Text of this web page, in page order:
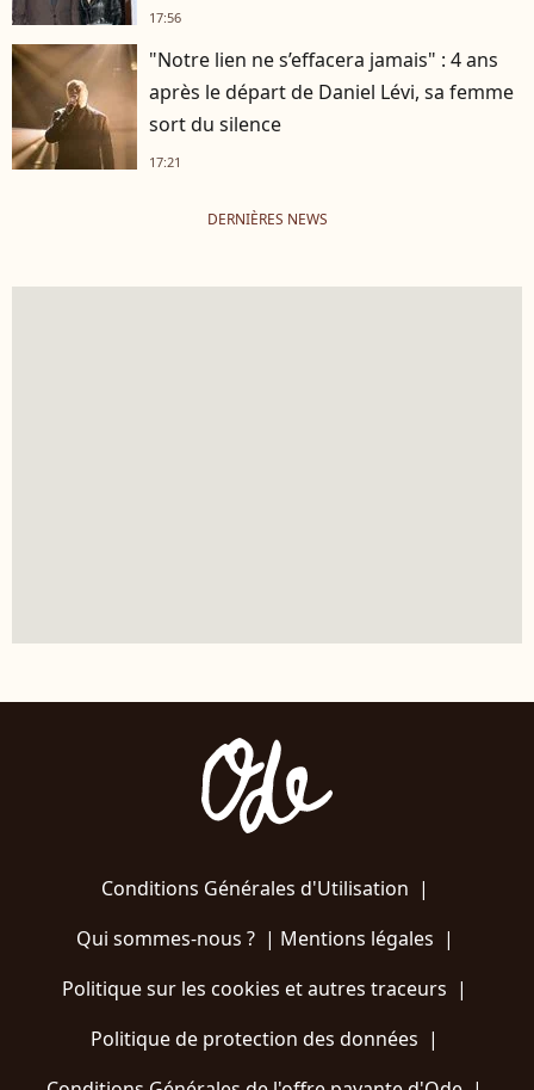
17:56
"Notre lien ne s’effacera jamais" : 4 ans
après le départ de Daniel Lévi, sa femme
sort du silence
17:21
DERNIÈRES NEWS
Conditions Générales d'Utilisation |
Qui sommes-nous ?| Mentions légales |
Politique sur les cookies et autres traceurs |
Politique de protection des données |